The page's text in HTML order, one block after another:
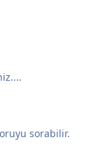
sorabilir.